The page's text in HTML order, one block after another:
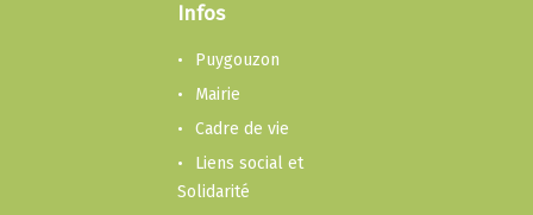
Infos
Puygouzon
Mairie
Cadre de vie
Liens social et
Solidarité